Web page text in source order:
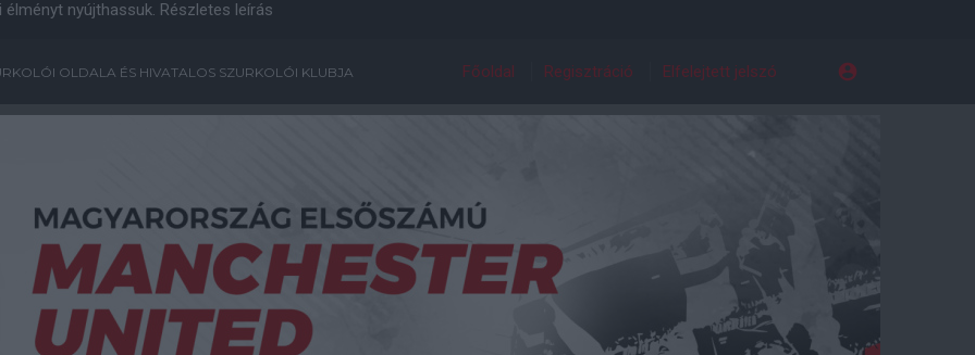
nyújthassuk. Részletes leírás
OLDALA ÉS HIVATALOS SZURKOLÓI KLUBJA Főoldal Regisztráció Elfelejtett jelszó